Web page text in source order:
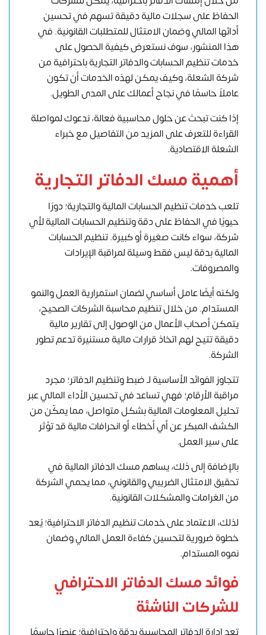
الحفاظ على سجلات مالية دقيقة تسهم في تحسين
أدائها المالي وضمان الامتثال للمتطلبات القانونية. في
هذا المنشور، سوف نستعرض كيفية الحصول على
خدمات تنظيم الحسابات والدفاتر التجارية باحترافية من
شركة الشعلة، وكيف يمكن لهذه الخدمات أن تكون
عاملاً حاسمًا في نجاح أعمالك على المدى الطويل.
إذا كنت تبحث عن حلول محاسبية فعالة، ندعوك لمواصلة
القراءة للتعرف على المزيد من التفاصيل معخبراء
الشعلة الاقتصادية.
أهمية مسك الدفاتر التجارية
تلعب خدمات تنظيم الحسابات المالية والتجارية؛ دورًا
حيويًا في الحفاظ على دقة وتنظيم الحسابات المالية لأي
شركة، سواء كانت صغيرة أو كبيرة. تنظيم الحسابات
المالية بدقة ليس فقط وسيلة لمراقبة الإيرادات
والمصروفات.
ولكنه أيضًا عامل أساسي لضمان استمرارية العمل والنمو
المستدام. من خلال تنظيم محاسبة الشركات الصحيح،
يتمكن أصحاب الأعمال من الوصول إلى تقارير مالية
دقيقة تتيح لهم اتخاذ قرارات مالية مستنيرة تدعم تطور
الشركة.
تتجاوز الفوائد الأساسية لـ ضبط وتنظيم الدفاتر؛ مجرد
مراقبة الأرقام؛ فهي تساعد في تحسين الأداء المالي عبر
تحليل المعلومات المالية بشكل متواصل، مما يمكّن من
الكشف المبكر عن أي أخطاء أو انحرافات مالية قد تؤثر
على سير العمل.
بالإضافة إلى ذلك، يساهم مسك الدفاتر المالية في
تحقيق الامتثال الضريبي والقانوني، مما يحمي الشركة
من الغرامات والمشكلات القانونية.
لذلك، الاعتماد على خدمات تنظيم الدفاتر الاحترافية؛ يُعد
خطوة ضرورية لتحسين كفاءة العمل المالي وضمان
نموه المستدام.
فوائد مسك الدفاتر الاحترافي
للشركات الناشئة